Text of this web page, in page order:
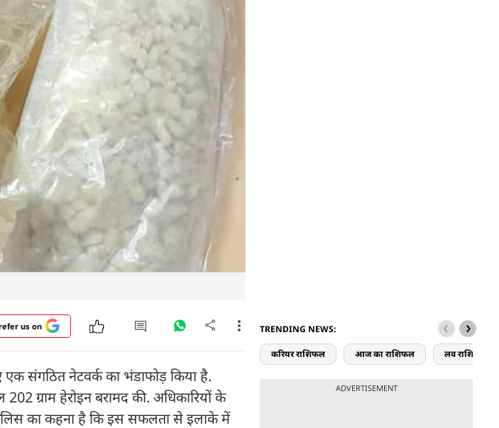
us on
संगठित नेटवर्क का भंडाफोड़ किया है.
ग्राम हेरोइन बरामद की. अधिकारियों के
पुलिस का कहना है कि इस सफलता से इलाके में
TRENDING NEWS:
करियर राशिफल आज का राशिफल लव राशिफल
ADVERTISEMENT